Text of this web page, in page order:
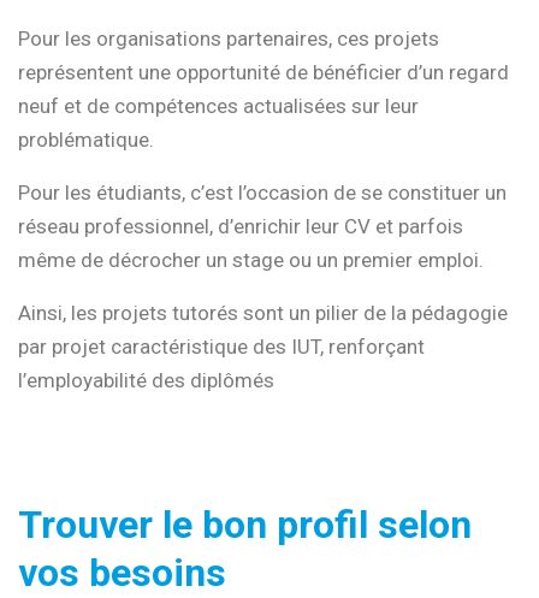
Pour les organisations partenaires, ces projets
représentent une opportunité de bénéficier d’un regard
neuf et de compétences actualisées sur leur
problématique.
Pour les étudiants, c’est l’occasion de se constituer un
réseau professionnel, d’enrichir leur CV et parfois
même de décrocher un stage ou un premier emploi.
Ainsi, les projets tutorés sont un pilier de la pédagogie
par projet caractéristique des IUT, renforçant
l’employabilité des diplômés
Trouver le bon profil selon
vos besoins